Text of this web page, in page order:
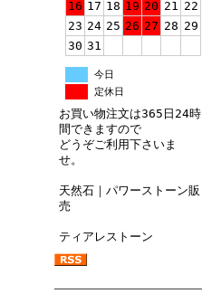
16 17 18 19 20 21 22
23 24 25 26 27 28 29
30 31
今日
定休日
お買い物注文は365日24時
間できますので
どうぞご利用下さいま
せ。
天然石｜パワーストーン販
売
ティアレストーン